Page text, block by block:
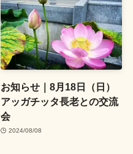
お知らせ｜8月18日（日）
アッガチッタ長老との交流
会
2024/08/08